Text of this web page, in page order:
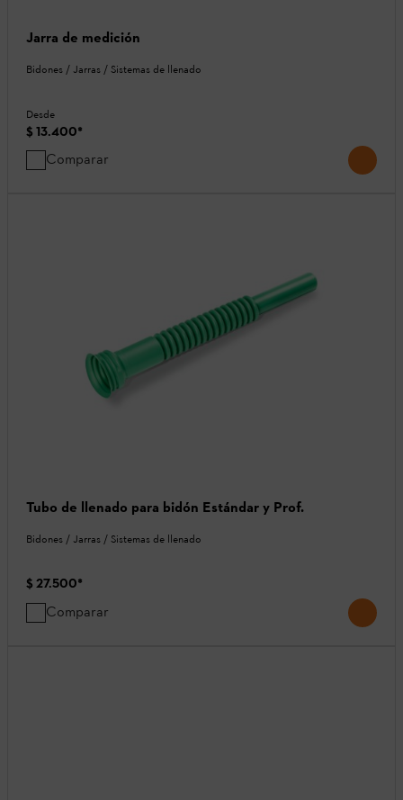
Jarra de medición
Bidones / Jarras / Sistemas de llenado
Desde
$ 13.400*
Comparar
Tubo de llenado para bidón Estándar y Prof.
Bidones / Jarras / Sistemas de llenado
$ 27.500*
Comparar